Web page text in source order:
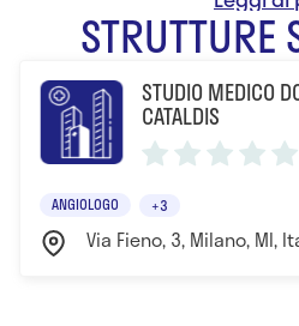
- 2010 Corso post-
in Ecografia di Base ed
anno presso il CPMA di
- 2011 Corso post-
in Medicina Estetica (moduli
presso il CPMA di Bologna
- 2012 Riconoscimento dei
professionali di Medico
STRUTTURE
STUDIO MEDICO
CATALDIS
ANGIOLOGO +3
Via Fieno, 3, Milano, MI,